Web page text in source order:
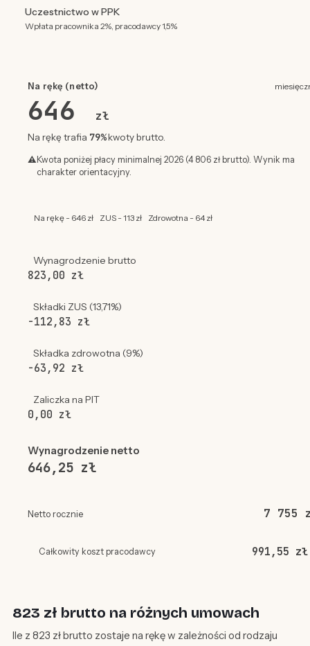
Uczestnictwo w PPK
Wpłata pracownika 2%, pracodawcy 1,5%
Na rękę (netto)
646 zł
Na rękę trafia 79%kwoty brutto.
⚠ Kwota poniżej płacy minimalnej 2026 (4 806 zł brutto). Wynik ma
charakter orientacyjny.
Na rękę - 646 zł ZUS - 113 zł Zdrowotna - 64 zł
Wynagrodzenie brutto
823,00 zł
Składki ZUS (13,71%)
-112,83 zł
Składka zdrowotna (9%)
-63,92 zł
Zaliczka na PIT
0,00 zł
Wynagrodzenie netto
646,25 zł
Netto rocznie 7 755
Całkowity koszt pracodawcy 991,55 zł
823 zł brutto na różnych umowach
Ile z 823 zł brutto zostaje na rękę w zależności od rodzaju